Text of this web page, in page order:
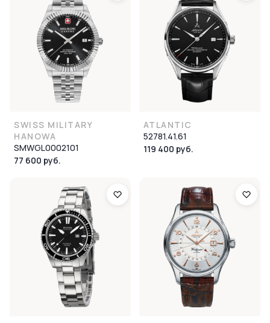
SWISS MILITARY
HANOWA
SMWGL0002101
77 600 руб.
ATLANTIC
52781.41.61
119 400 руб.